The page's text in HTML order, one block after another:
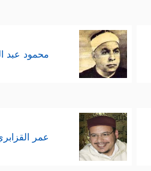
محمود عبد
عمر